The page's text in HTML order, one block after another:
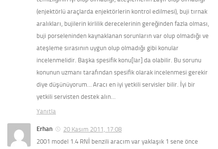
(enjektörlü araçlarda enjektörlerin kontrol edilmesi), buji tırnak
aralıkları, bujilerin kirlilik derecelerinin gereğinden fazla olması,
buji porseleninden kaynaklanan sorunların var olup olmadığı ve
ateşleme sırasının uygun olup olmadığı gibi konular
incelenmelidir. Başka spesifik konu[lar] da olabilir. Bu sorunu
konunun uzmanı tarafından spesifik olarak incelenmesi gerekir
diye düşünüyorum… Aracı en iyi yetkili servisler bilir. İyi bir
yetkili servisten destek alın…
Yanıtla
Erhan
20 Kasım 2011, 17:08
2001 model 1.4 RNİ benzili aracım var yaklaşık 1 sene önce